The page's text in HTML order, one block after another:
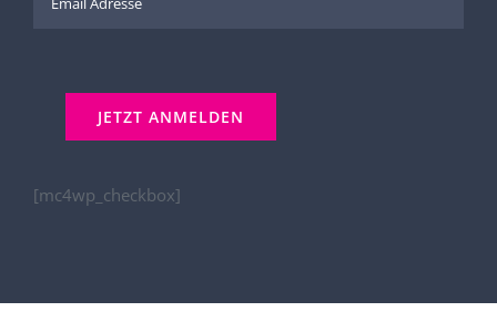
[mc4wp_checkbox]